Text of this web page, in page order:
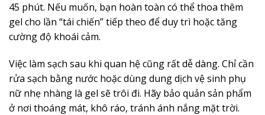
45 phút. Nếu muốn, bạn hoàn toàn có thể thoa thêm
gel cho lần “tái chiến” tiếp theo để duy trì hoặc tăng
cường độ khoái cảm.
Việc làm sạch sau khi quan hệ cũng rất dễ dàng. Chỉ cần
rửa sạch bằng nước hoặc dùng dung dịch vệ sinh phụ
nữ nhẹ nhàng là gel sẽ trôi đi. Hãy bảo quản sản phẩm
ở nơi thoáng mát, khô ráo, tránh ánh nắng mặt trời.